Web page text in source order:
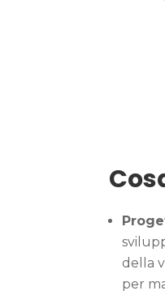
della
per